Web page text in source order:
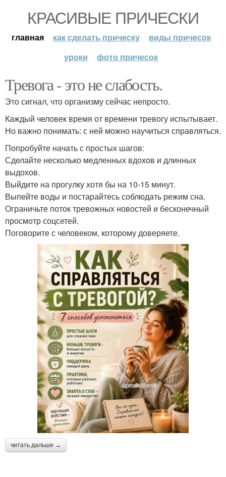
КРАСИВЫЕ ПРИЧЕСКИ
главная как сделать прическу
виды причесок
уроки
фото причесок
Тревога - это не слабость.
Это сигнал, что организму сейчас непросто.
Каждый человек время от времени тревогу испытывает.
Но важно понимать: с ней можно научиться справляться.
Попробуйте начать с простых шагов:
Сделайте несколько медленных вдохов и длинных
выдохов.
Выйдите на прогулку хотя бы на 10-15 минут.
Выпейте воды и постарайтесь соблюдать режим сна.
Ограничьте поток тревожных новостей и бесконечный
просмотр соцсетей.
Поговорите с человеком, которому доверяете.
читать дальше →